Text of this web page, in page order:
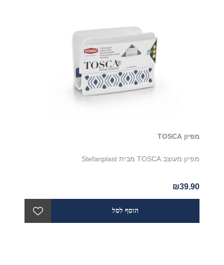
מפיון TOSCA
מפיון מעוצב TOSCA מבית Stefanplast
₪39.90